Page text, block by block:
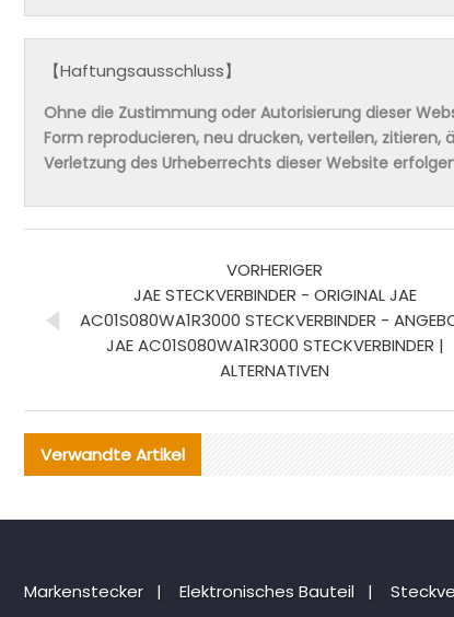
【Haftungsausschluss】
Ohne die Zustimmung oder Autorisierung dieser
Form reproducieren, neu drucken, verteilen,
Verletzung des Urheberrechts dieser Website
VORHERIGER
JAE STECKVERBINDER - ORIGINAL JAE
AC01S080WA1R3000 STECKVERBINDER -
JAE AC01S080WA1R3000 STECKVERBINDER |
ALTERNATIVEN
Verwandte Artikel
Markenstecker | Elektronisches Bauteil |